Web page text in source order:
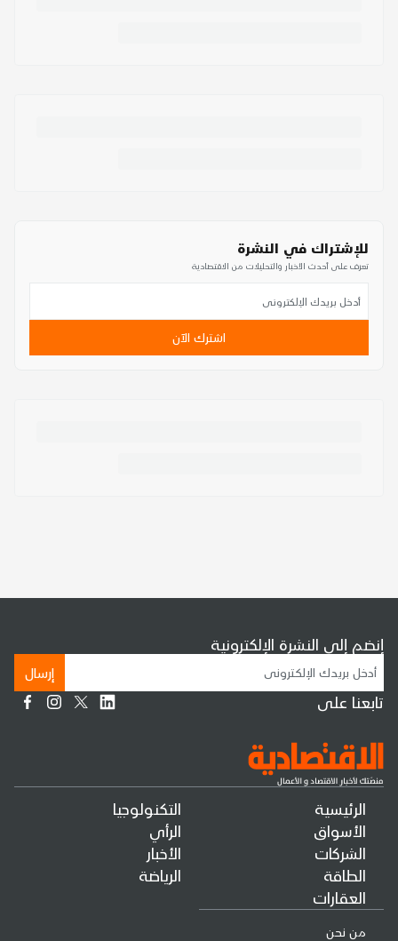
للإشتراك في النشرة
تعرف على أحدث الأخبار والتحليلات من الاقتصادية
اشترك الآن
الرئيسية
الأسواق
الشركات
الطاقة
العقارات
التكنولوجيا
الرأي
الأخبار
الرياضة
من نحن
إنضم إلى النشرة الإلكترونية
إرسال
تابعنا على